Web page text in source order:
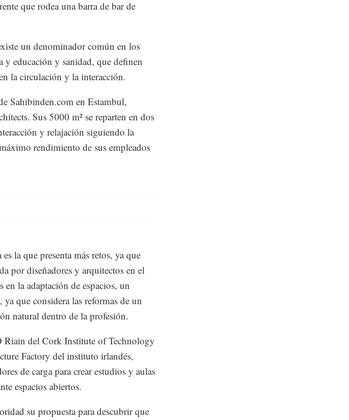
que rodea una barra de bar de
un denominador común en los
y educación y sanidad, que definen
la circulación y la interacción.
Sahibinden.com en Estambul,
Sus 5000 m² se reparten en dos
y relajación siguiendo la
rendimiento de sus empleados
la que presenta más retos, ya que
por diseñadores y arquitectos en el
la adaptación de espacios, un
que considera las reformas de un
natural dentro de la profesión.
Riain del Cork Institute of Technology
Factory del instituto irlandés,
de carga para crear estudios y aulas
espacios abiertos.
su propuesta para descubrir que